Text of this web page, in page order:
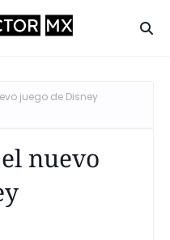
juego de Disney
nuevo